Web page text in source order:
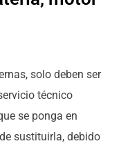
solo deben ser
técnico
se ponga en
sustituirla, debido